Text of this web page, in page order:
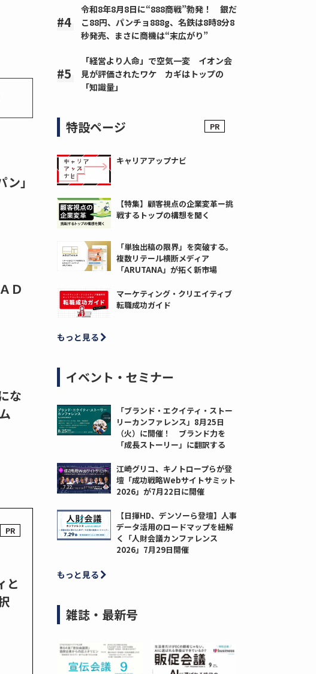
」
Ｄ
な
と
令和8年8月8日に“888商戦”勃発！ 銀だ
こ88円、パンチョ888g、名鉄は8時8分8
秒発売、まさに商機は“末広がり”
「経営より人命」で空気一変 イオン会
見が評価されたワケ カギはトップの
「知識量」
特設ページ
キャリアアップナビ
【特集】顧客視点の企業変革ー挑
戦するトップの構想を聞く
「単独出稿の限界」を突破する。
複数リテール横断メディア
「ARUTANA」が拓く新市場
マーケティング・クリエイティブ
転職成功ガイド
もっと見る
イベント・セミナー
「ブランド・エクイティ・ストー
リーカンファレンス」8月25日
（火）に開催！ ブランド力を
「成長ストーリー」に翻訳する
江崎グリコ、キノトロープらが登
壇「成功戦略Webサイトサミット
2026」が7月22日に開催
【日揮HD、デンソーら登壇】人事
データ活用のロードマップを紐解
く「人財会議カンファレンス
2026」7月29日開催
もっと見る
雑誌・最新号